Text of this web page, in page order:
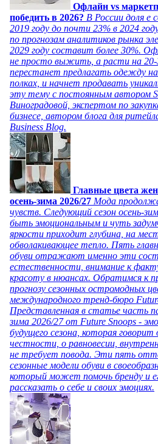
Офлайн vs
победить в 2026? В России доля e
2019 году до почти 23% в 2024
по прогнозам аналитиков рынка
2029 году составит более 30%.
не просто выжить, а расти на 20-
перестанет предлагать одежду
полках, и начнет продавать
эту тему с постоянным автором
Виноградовой, экспертом по
бизнесе, автором блога для
Business Blog.
Главные цвета
осень-зима 2026/27 Мода
чувств. Следующий сезон осень-
быть эмоциональным и чуть
яркости приходит глубина, на
обволакивающее тепло. Пять
обуви отражают именно эти
естественности, внимание к
красоту в нюансах. Обратимся к
прогнозу сезонных остромодных
международного тренд-бюро
Представленная в статье часть
зима 2026/27 от Future Snoops -
будущего сезона, которая говорит
честности, о равновесии,
не требует повода. Эти пять
сезонные модели обуви в
который может помочь бренду и
рассказать о себе и своих эмоциях.